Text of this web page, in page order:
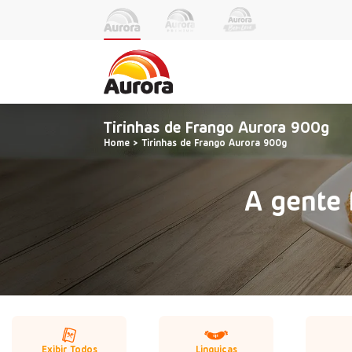
Tirinhas de Frango Aurora 900g
Home Tirinhas de Frango Aurora 900g
A gente
Exibir Todos Linguiças